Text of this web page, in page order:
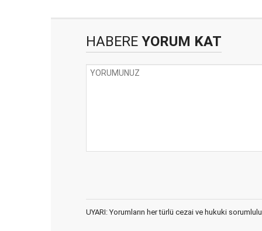
HABERE YORUM KAT
UYARI: Yorumların her türlü cezai ve hukuki